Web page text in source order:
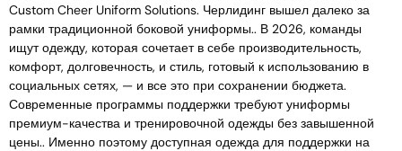
Custom Cheer Uniform Solutions. Черлидинг вышел далеко за
рамки традиционной боковой униформы.. В 2026, команды
ищут одежду, которая сочетает в себе производительность,
комфорт, долговечность, и стиль, готовый к использованию в
социальных сетях, — и все это при сохранении бюджета.
Современные программы поддержки требуют униформы
премиум-качества и тренировочной одежды без завышенной
цены.. Именно поэтому доступная одежда для поддержки на